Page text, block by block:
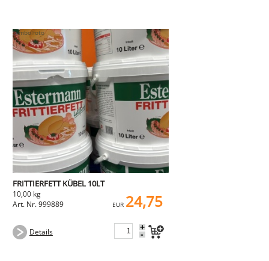
FRITTIERFETT KÜBEL 10LT
10,00 kg
Art. Nr. 999889
EUR 24,75
Details +
-